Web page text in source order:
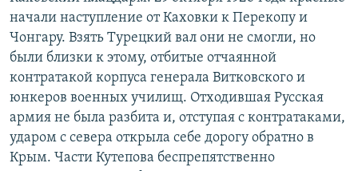
начали наступление от Каховки к Перекопу и
Чонгару. Взять Турецкий вал они не смогли, но
были близки к этому, отбитые отчаянной
контратакой корпуса генерала Витковского и
юнкеров военных училищ. Отходившая Русская
армия не была разбита и, отступая с контратаками,
ударом с севера открыла себе дорогу обратно в
Крым. Части Кутепова беспрепятственно